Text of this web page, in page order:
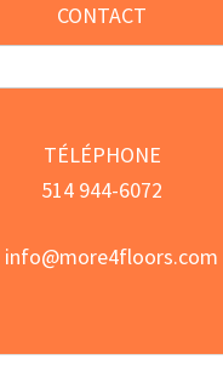
CONTACT
TÉLÉPHONE
514 944-6072
info@more4floors.com